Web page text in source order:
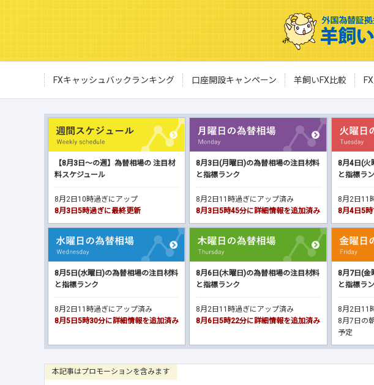
FXキャッシュバックランキング 口座開設キャンペーン 羊飼いFX比較
【8月3日～の週】為替相場の 注目材
料スケジュール
8月2日10時過ぎにアップ
8月3日5時過ぎに最終更新
8月3日(月曜日)の為替相場の注目材料
と指標ランク
8月2日11時過ぎにアップ済み
8月3日5時45分に詳細情報を追加済み
8月4日(火
と指標ラ
8月2日11
8月4日5
8月5日(水曜日)の為替相場の注目材料
と指標ランク
8月2日11時過ぎにアップ済み
8月5日5時30分に詳細情報を追加済み
8月6日(木曜日)の為替相場の注目材料
と指標ランク
8月2日11時過ぎにアップ済み
8月6日5時22分に詳細情報を追加済み
8月7日(金
と指標ラ
8月2日11
8月7日の
予定
本記事はプロモーションを含みます